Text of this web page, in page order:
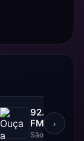
92.FM -
FM
São Luis, MA
›